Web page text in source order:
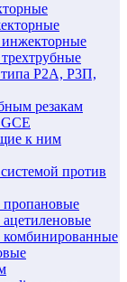
типа Р2А, Р3П,
резакам
к ним
против
пропановые
ацетиленовые
комбинированные